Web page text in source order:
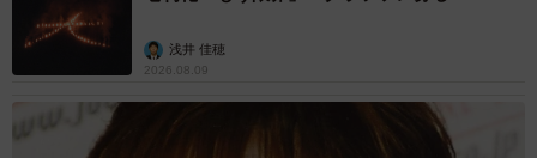
浅井 佳穂
2026.08.09